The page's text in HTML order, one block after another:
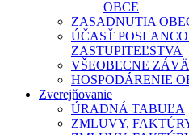
OBCE
ZASADNUTIA
ÚČASŤ
ZASTUPITEĽSTVA
VŠEOBECNE
HOSPODÁRENIE
Zverejňovanie
ÚRADNÁ TABUĽA
ZMLUVY,